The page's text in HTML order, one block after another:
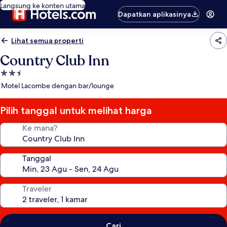
Langsung ke konten utama
Dapatkan aplikasinya
Lihat semua properti
Country Club Inn
Properti
bintang
Motel Lacombe dengan bar/lounge
Pilih tanggal untuk melihat harga
Ke mana?
Tanggal
Traveler